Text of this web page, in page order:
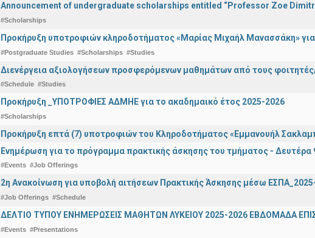
Announcement of undergraduate scholarships entitled “Professor Zoe
#Scholarships
Προκήρυξη υποτροφιών κληροδοτήματος «Μαρίας Μιχαήλ Μανασσάκη»
#Postgraduate Studies #Scholarships #Studies
Διενέργεια αξιολογήσεων προσφερόμενων μαθημάτων από τους
#Schedule #Studies
Προκήρυξη _ΥΠΟΤΡΟΦΙΕΣ ΑΔΜΗΕ για το ακαδημαικό έτος 2025-2026
#Scholarships
Προκήρυξη επτά (7) υποτροφιών του Κληροδοτήματος «Εμμανουήλ
Ενημέρωση για το πρόγραμμα πρακτικής άσκησης του τμήματος - Δευτέρα
#Events #Job Offerings
2η Ανακοίνωση για υποβολή αιτήσεων Πρακτικής Άσκησης μέσω
#Job Offerings #Schedule
ΔΕΛΤΙΟ ΤΥΠΟΥ ΕΝΗΜΕΡΩΣΕΙΣ ΜΑΘΗΤΩΝ ΛΥΚΕΙΟΥ 2025-2026 ΕΒΔΟΜΑΔΑ
#Events #Presentations